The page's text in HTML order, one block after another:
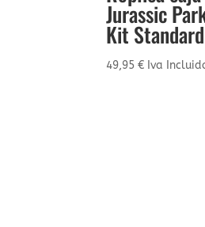
Jurassic
Kit Standard
49,95€ Iva